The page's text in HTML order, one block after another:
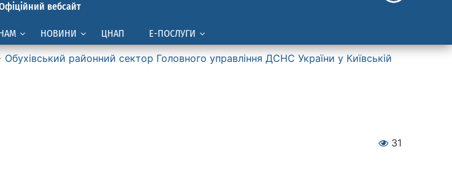
вебсайт
НОВИНИ ЦНАП Е-ПОСЛУГИ
Обухівський районний сектор Головного управління ДСНС України у Київській
31